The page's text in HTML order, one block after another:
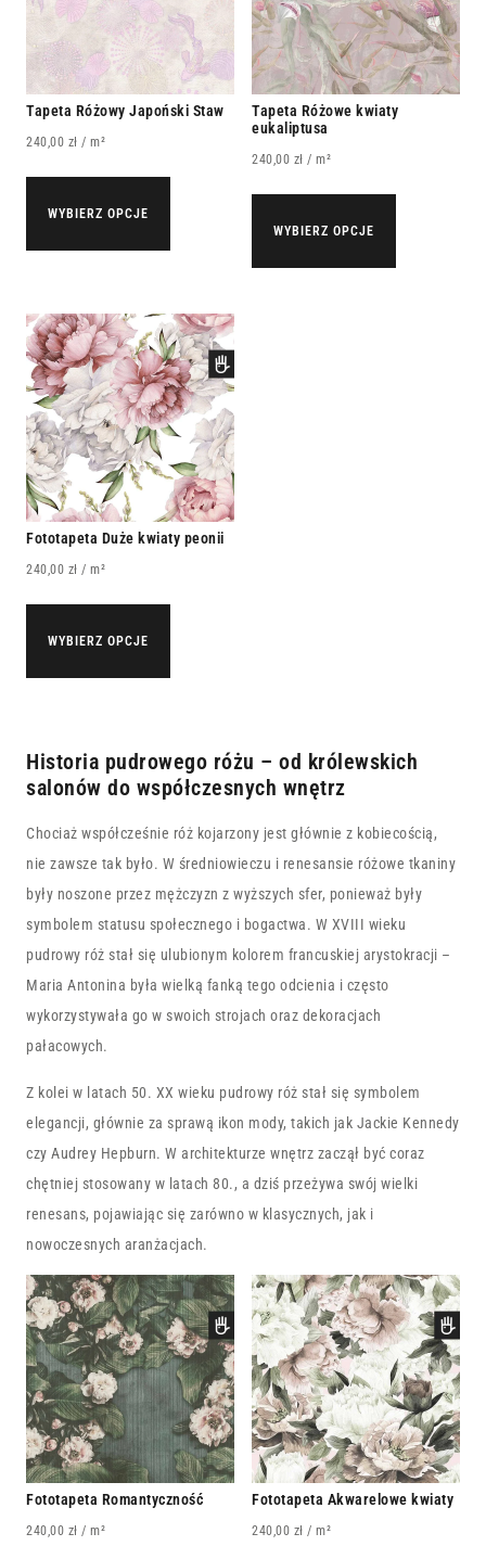
Tapeta Różowy Japoński Staw
240,00 zł / m²
WYBIERZ OPCJE
Tapeta Różowe kwiaty
eukaliptusa
240,00 zł / m²
WYBIERZ OPCJE
Fototapeta Duże kwiaty peonii
240,00 zł / m²
WYBIERZ OPCJE
Historia pudrowego różu – od królewskich
salonów do współczesnych wnętrz
Chociaż współcześnie róż kojarzony jest głównie z kobiecością,
nie zawsze tak było. W średniowieczu i renesansie różowe tkaniny
były noszone przez mężczyzn z wyższych sfer, ponieważ były
symbolem statusu społecznego i bogactwa. W XVIII wieku
pudrowy róż stał się ulubionym kolorem francuskiej arystokracji –
Maria Antonina była wielką fanką tego odcienia i często
wykorzystywała go w swoich strojach oraz dekoracjach
pałacowych.
Z kolei w latach 50. XX wieku pudrowy róż stał się symbolem
elegancji, głównie za sprawą ikon mody, takich jak Jackie Kennedy
czy Audrey Hepburn. W architekturze wnętrz zaczął być coraz
chętniej stosowany w latach 80., a dziś przeżywa swój wielki
renesans, pojawiając się zarówno w klasycznych, jak i
nowoczesnych aranżacjach.
Fototapeta Romantyczność
240,00 zł / m²
Fototapeta Akwarelowe kwiaty
240,00 zł / m²